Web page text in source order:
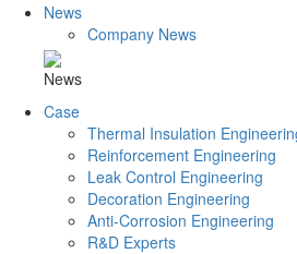
News
Company News
News
Case
Thermal Insulation
Reinforcement Engineering
Leak Control Engineering
Decoration Engineering
Anti-Corrosion Engineering
R&D Experts